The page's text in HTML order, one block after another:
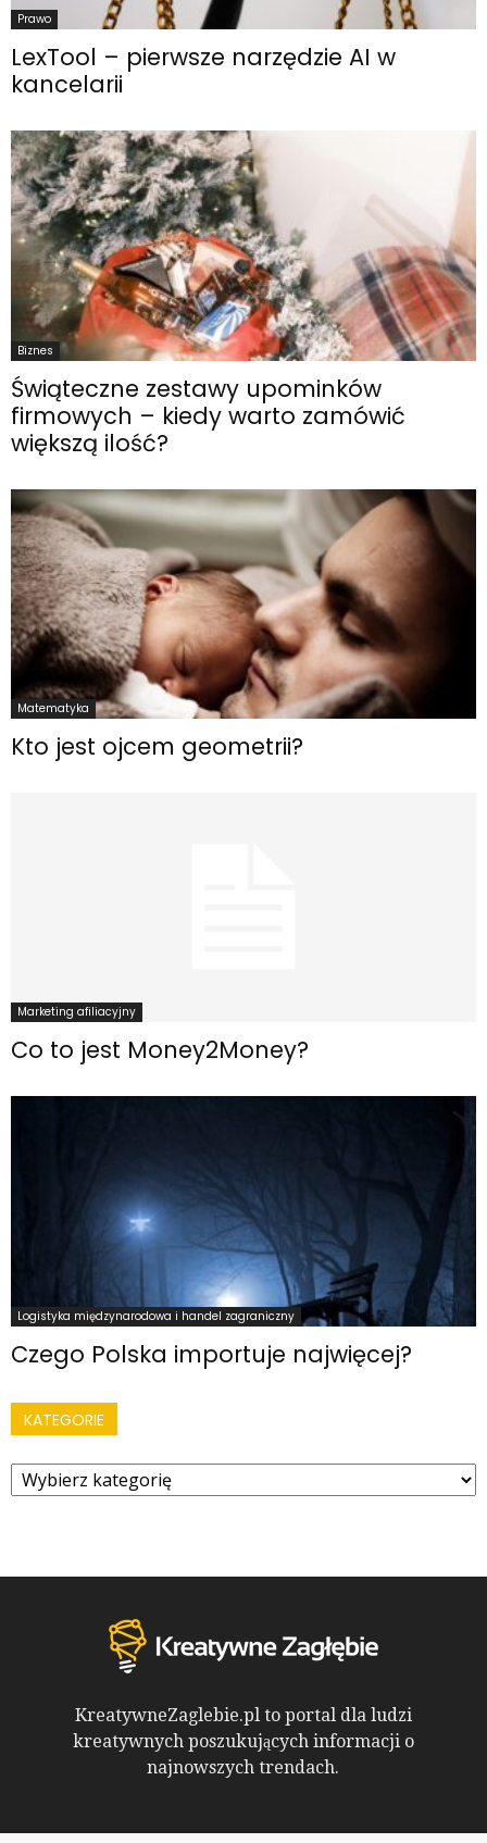
Prawo
LexTool – pierwsze narzędzie AI w
kancelarii
Biznes
Świąteczne zestawy upominków
firmowych – kiedy warto zamówić
większą ilość?
Matematyka
Kto jest ojcem geometrii?
Marketing afiliacyjny
Co to jest Money2Money?
Logistyka międzynarodowa i handel zagraniczny
Czego Polska importuje najwięcej?
KATEGORIE
Kategorie
KreatywneZaglebie.pl to portal dla ludzi
kreatywnych poszukujących informacji o
najnowszych trendach.